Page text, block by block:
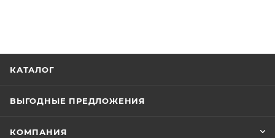
КАТАЛОГ
ВЫГОДНЫЕ ПРЕДЛОЖЕНИЯ
КОМПАНИЯ